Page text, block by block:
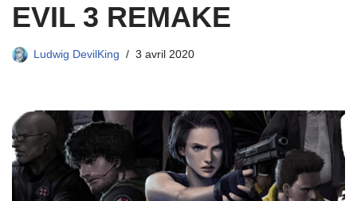
EVIL 3 REMAKE
Ludwig DevilKing 3 avril 2020